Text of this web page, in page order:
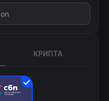
КРИПТА